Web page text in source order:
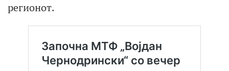
регионот.